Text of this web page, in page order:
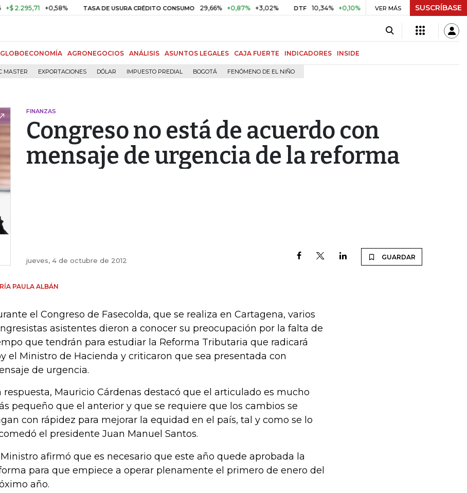
+0,58% TASA DE USURA CRÉDITO CONSUMO 29,66% +0,87% +3,02% DTF 10,34% +0,10% +0,98% UVR $ 416,81 +$ 0,05
VER MÁS SUSCRÍBASE
GLOBOECONOMÍA AGRONEGOCIOS ANÁLISIS ASUNTOS LEGALES CAJA FUERTE INDICADORES INSIDE
MASTER EXPORTACIONES DÓLAR IMPUESTO PREDIAL BOGOTÁ FENÓMENO DE EL NIÑO
FINANZAS
Congreso no está de acuerdo con
mensaje de urgencia de la reforma
jueves, 4 de octubre de 2012 GUARDAR
PAULA ALBÁN
el Congreso de Fasecolda, que se realiza en Cartagena, varios
asistentes dieron a conocer su preocupación por la falta de
que tendrán para estudiar la Reforma Tributaria que radicará
el Ministro de Hacienda y criticaron que sea presentada con
de urgencia.
respuesta, Mauricio Cárdenas destacó que el articulado es mucho
pequeño que el anterior y que se requiere que los cambios se
con rápidez para mejorar la equidad en el país, tal y como se lo
el presidente Juan Manuel Santos.
afirmó que es necesario que este año quede aprobada la
para que empiece a operar plenamente el primero de enero del
año.